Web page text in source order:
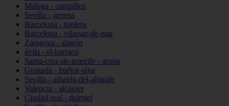
Málaga - campillos
Sevilla - gerena
Barcelona - tordera
Barcelona - vilassar-de-mar
Zaragoza - alagón
ávila - el-barraco
Santa-cruz-de-tenerife - arona
Granada - huétor-tájar
Sevilla - albaida-del-aljarafe
Valencia - alcàsser
Ciudad-real - daimiel